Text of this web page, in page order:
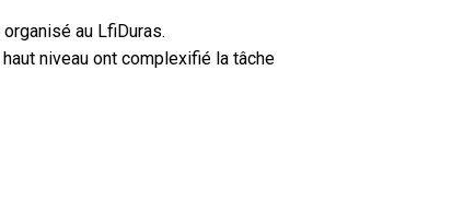
au LfiDuras.
niveau ont complexifié la tâche